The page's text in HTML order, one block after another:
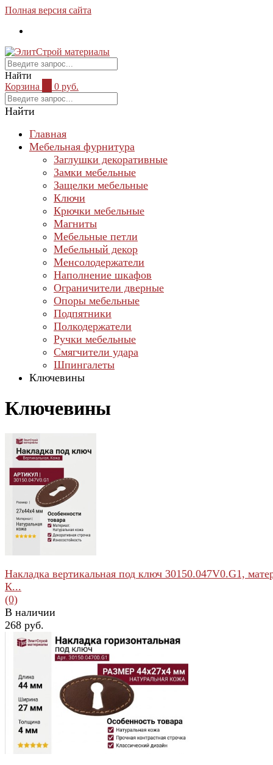
Полная версия сайта
Найти
Корзина
0 руб.
Найти
Главная
Мебельная фурнитура
Заглушки декоративные
Замки мебельные
Защелки мебельные
Ключи
Крючки мебельные
Магниты
Мебельные петли
Мебельный декор
Менсолодержатели
Наполнение шкафов
Ограничители дверные
Опоры мебельные
Подпятники
Полкодержатели
Ручки мебельные
Смягчители удара
Шпингалеты
Ключевины
Ключевины
избранное сравнить
Накладка вертикальная под ключ 30150.047V0.G1,
К...
(0)
В наличии
268 руб.